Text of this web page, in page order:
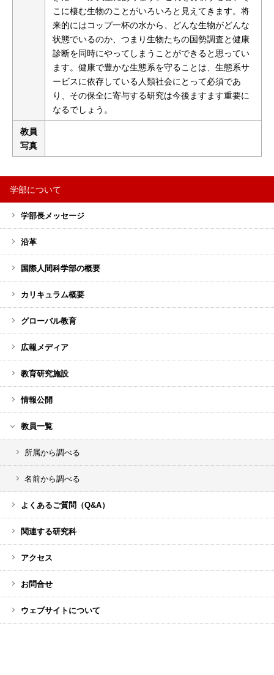
こに棲む生物のことがいろいろと見えてきます。将
来的にはコップ一杯の水から、どんな生物がどんな
状態でいるのか、つまり生物たちの国勢調査と健康
診断を同時にやってしまうことができると思ってい
ます。健康で豊かな生態系を守ることは、生態系サ
ービスに依存している人類社会にとって必須であ
り、その保全に寄与する研究は今後ますます重要に
なるでしょう。
教員
写真
ド
バ
ー
メ
ニ
学部について
学部長メッセージ
沿革
国際人間科学部の概要
カリキュラム概要
グローバル教育
広報メディア
教育研究施設
情報公開
教員一覧
所属から調べる
名前から調べる
よくあるご質問（Q&A）
関連する研究科
アクセス
お問合せ
ウェブサイトについて